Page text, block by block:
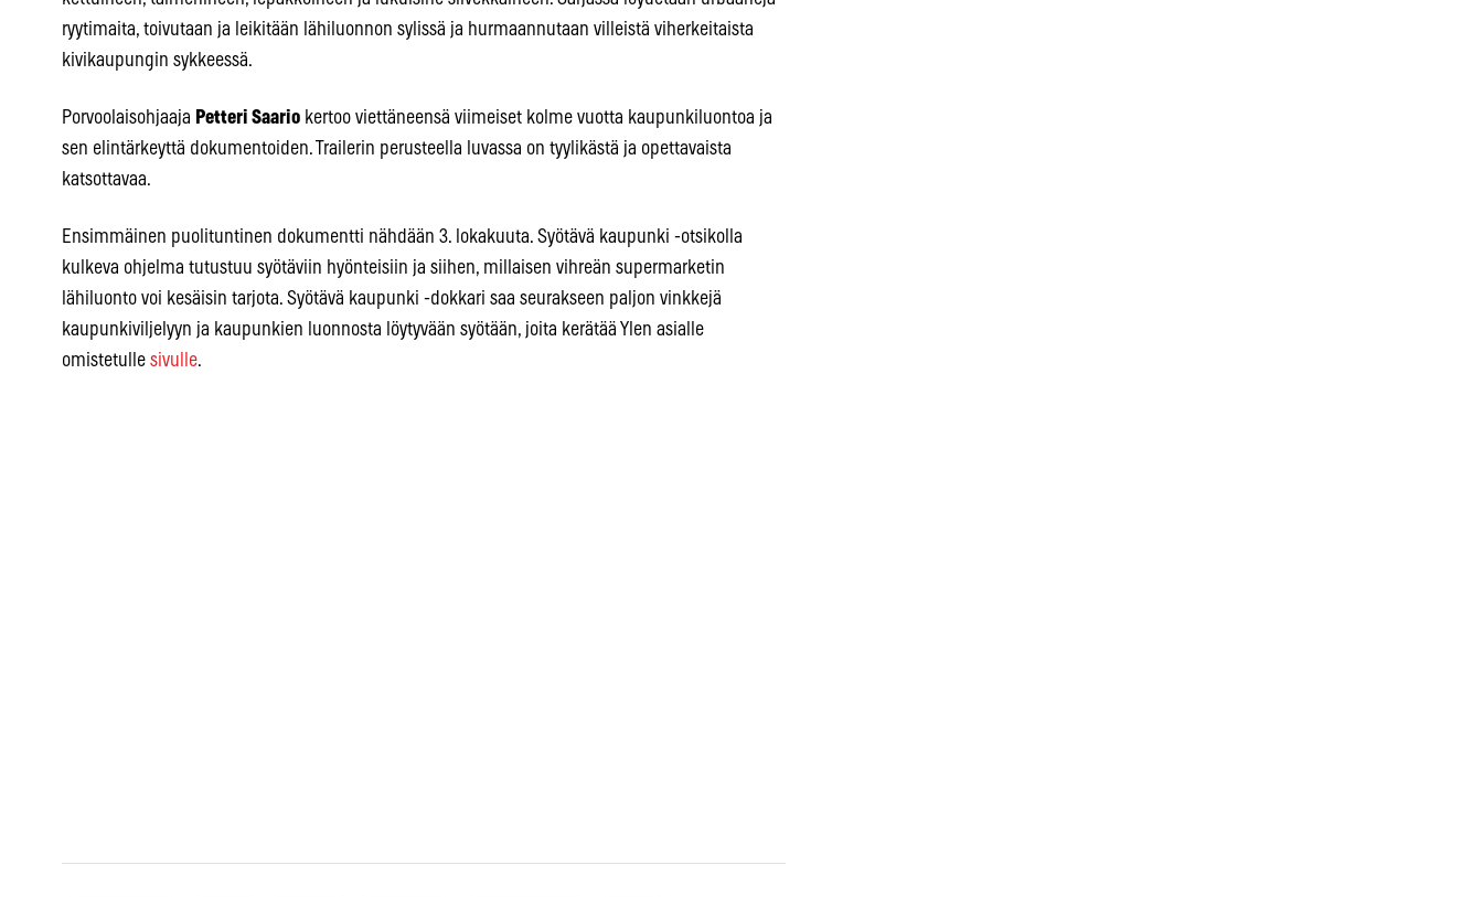
ryytimaita, toivutaan ja leikitään lähiluonnon sylissä ja hurmaannutaan villeistä viherkeitaista
kivikaupungin sykkeessä.
Porvoolaisohjaaja Petteri Saario kertoo viettäneensä viimeiset kolme vuotta kaupunkiluontoa ja
sen elintärkeyttä dokumentoiden. Trailerin perusteella luvassa on tyylikästä ja opettavaista
katsottavaa.
Ensimmäinen puolituntinen dokumentti nähdään 3. lokakuuta. Syötävä kaupunki -otsikolla
kulkeva ohjelma tutustuu syötäviin hyönteisiin ja siihen, millaisen vihreän supermarketin
lähiluonto voi kesäisin tarjota. Syötävä kaupunki -dokkari saa seurakseen paljon vinkkejä
kaupunkiviljelyyn ja kaupunkien luonnosta löytyvään syötään, joita kerätää Ylen asialle
omistetulle sivulle.